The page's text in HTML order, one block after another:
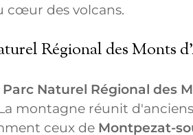
cœur des volcans.
Régional des Monts
Parc Naturel Régional des
montagne réunit
ceux de Montpezat-